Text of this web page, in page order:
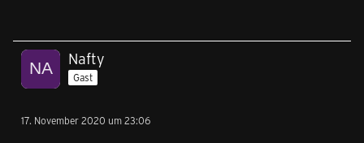
Nafty
Gast
17. November 2020 um 23:06